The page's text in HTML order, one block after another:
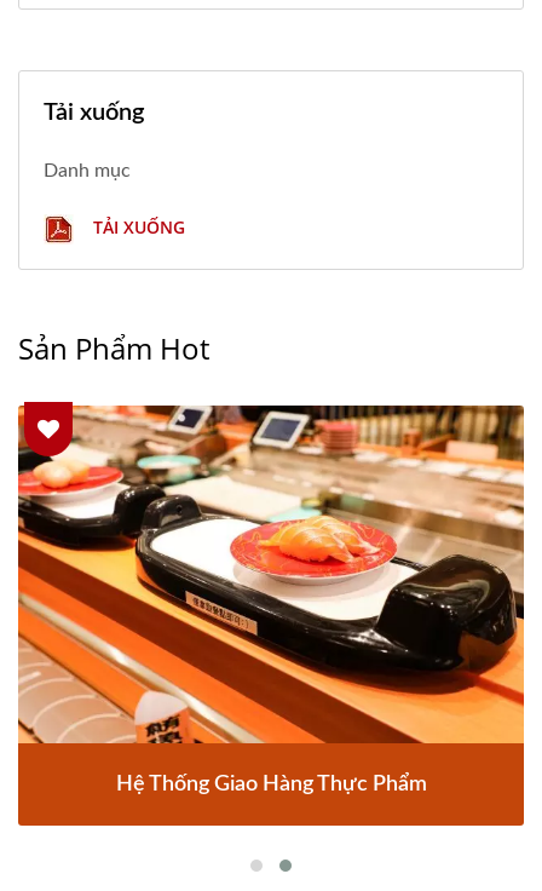
Tải xuống
Danh mục
TẢI XUỐNG
Sản Phẩm Hot
Hệ Thống Giao Hàng Thực Phẩm